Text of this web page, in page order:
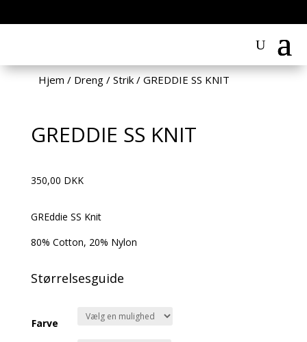
Hjem / Dreng / Strik / GREDDIE SS KNIT
GREDDIE SS KNIT
350,00 DKK
GREddie SS Knit
80% Cotton, 20% Nylon
Størrelsesguide
Farve